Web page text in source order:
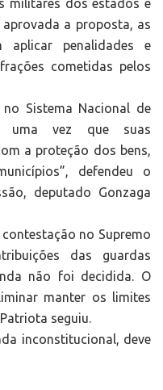
militares dos estados e
a proposta, as
aplicar penalidades e
cometidas pelos
Sistema Nacional de
uma vez que suas
a proteção dos bens,
defendeu o
deputado Gonzaga
no Supremo
das guardas
não foi decidida. O
manter os limites
seguiu.
inconstitucional, deve